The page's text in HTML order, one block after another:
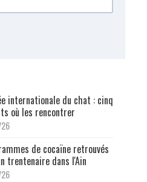
internationale du chat : cinq
où les rencontrer
de cocaïne retrouvés
trentenaire dans l'Ain